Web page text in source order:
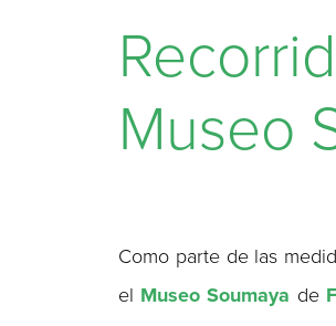
Museo
Como parte de las
el Museo Soumaya de